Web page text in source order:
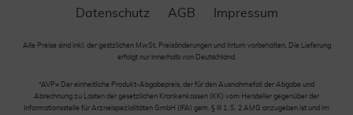
Datenschutz AGB Impressum
Alle Preise sind inkl. der gestzlichen MwSt. Preisänderungen und Irrtum vorbehalten. Die Lieferung
erfolgt nur innerhalb von Deutschland.
*AVP= Der einheitliche Produkt-Abgabepreis, der für den Ausnahmefall der Abgabe und
Abrechnung zu Lasten der gesetzlichen Krankenkassen (KK) vom Hersteller gegenüber der
Informationsstelle für Arzneispezialitäten GmbH (IFA) gem. § III 1, S. 2 AMG anzugeben ist und im